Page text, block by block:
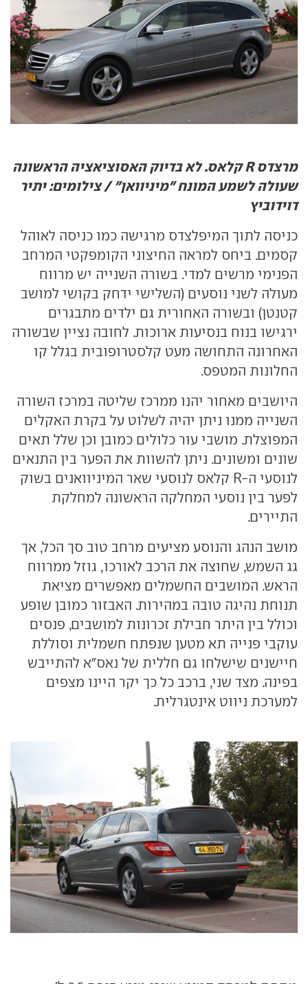
מרצדס R קלאס. לא בדיוק האסוציאציה הראשונה
שעולה לשמע המונח "מיניוואן" / צילומים: יתיר
דוידוביץ
כניסה לתוך המיפלצדס מרגישה כמו כניסה לאוהל
קסמים. ביחס למראה החיצוני הקומפקטי המרחב
הפנימי מרשים למדי. בשורה השנייה יש מרווח
מעולה לשני נוסעים (השלישי ידחק בקושי למושב
קטנטן) ובשורה האחורית גם ילדים מתבגרים
ירגישו בנוח בנסיעות ארוכות. לחובה נציין שבשורה
האחרונה התחושה מעט קלסטרופובית בגלל קו
החלונות המטפס.
היושבים מאחור יהנו ממרכז שליטה במרכז השורה
השנייה ממנו ניתן יהיה לשלוט על בקרת האקלים
המפוצלת. מושבי עור כלולים כמובן וכן שלל תאים
שונים ומשונים. ניתן להשוות את הפער בין התנאים
לנוסעי ה-R קלאס לנוסעי שאר המיניוואנים בשוק
לפער בין נוסעי המחלקה הראשונה למחלקת
התיירים.
מושב הנהג והנוסע מציעים מרחב טוב סך הכל, אך
גג השמש, שחוצה את הרכב לאורכו, גוזל ממרווח
הראש. המושבים החשמלים מאפשרים מציאת
תנוחת נהיגה טובה במהירות. האבזור כמובן שופע
וכולל בין היתר חבילת זכרונות למושבים, פנסים
עוקבי פנייה תא מטען שנפתח חשמלית וסוללת
חיישנים שישלחו גם חללית של נאס"א להתייבש
בפינה. מצד שני, ברכב כל כך יקר היינו מצפים
למערכת ניווט אינטגרלית.